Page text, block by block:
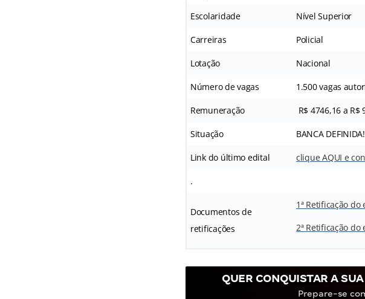
Escolaridade Nível Superior
Carreiras Policial
Lotação Nacional
Número de vagas 1.500 vagas
Remuneração R$ 4746,16 a R$
Situação BANCA DEFINIDA!
Link do último edital clique AQUI e
.
Documentos de
retificações
1ª Retificação do
2ª Retificação do
QUER CONQUISTAR A
Prepare-se